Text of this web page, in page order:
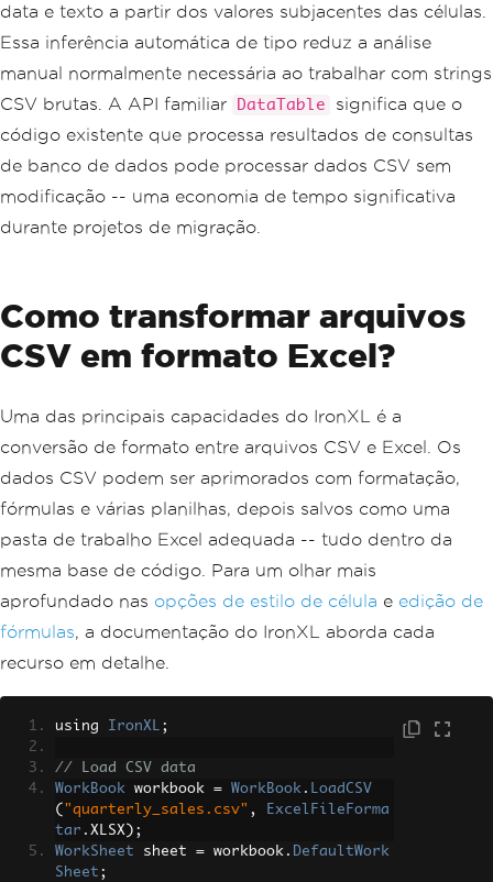
data e texto a partir dos valores subjacentes das células.
Essa inferência automática de tipo reduz a análise
manual normalmente necessária ao trabalhar com strings
CSV brutas. A API familiar
DataTable
significa que o
código existente que processa resultados de consultas
de banco de dados pode processar dados CSV sem
modificação -- uma economia de tempo significativa
durante projetos de migração.
Como transformar arquivos
CSV em formato Excel?
Uma das principais capacidades do IronXL é a
conversão de formato entre arquivos CSV e Excel. Os
dados CSV podem ser aprimorados com formatação,
fórmulas e várias planilhas, depois salvos como uma
pasta de trabalho Excel adequada -- tudo dentro da
mesma base de código. Para um olhar mais
aprofundado nas opções de estilo de célula e edição de
fórmulas, a documentação do IronXL aborda cada
recurso em detalhe.
using IronXL ;
// Load CSV data
WorkBook workbook = WorkBook . LoadCSV
( "quarterly_sales.csv" ,
ExcelFileForma
tar . XLSX );
WorkSheet sheet = workbook . DefaultWork
Sheet ;